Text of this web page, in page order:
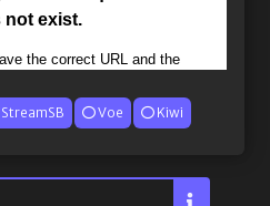
StreamSB Voe Kiwi